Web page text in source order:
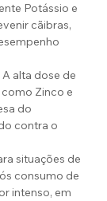
Potássio e
cãibras,
alta dose de
Zinco e
do
contra o
situações de
consumo de
intenso, em